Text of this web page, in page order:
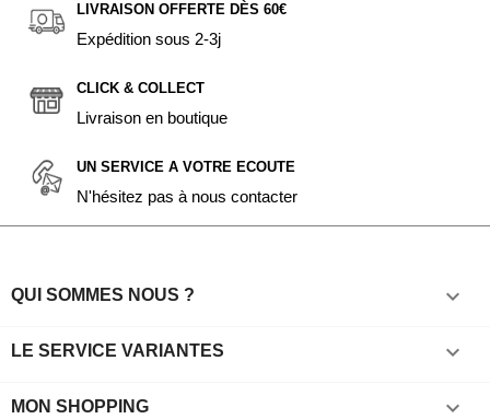
LIVRAISON OFFERTE DÈS 60€
Expédition sous 2-3j
CLICK & COLLECT
Livraison en boutique
UN SERVICE A VOTRE ECOUTE
N'hésitez pas à nous contacter
QUI SOMMES NOUS ? 
LE SERVICE VARIANTES 
MON SHOPPING 